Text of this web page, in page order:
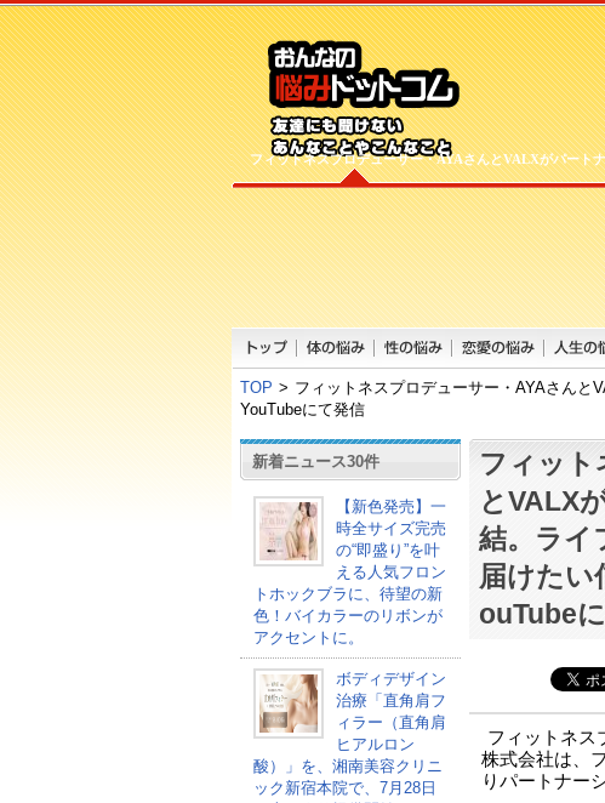
フィットネスプロデューサー・AYAさんとVALXがパート
TOP > フィットネスプロデューサー・AYAさんと
YouTubeにて発信
新着ニュース30件
【新色発売】一
時全サイズ完売
の“即盛り”を叶
える人気フロン
トホックブラに、待望の新
色！バイカラーのリボンが
アクセントに。
ボディデザイン
治療「直角肩フ
ィラー（直角肩
ヒアルロン
酸）」を、湘南美容クリニ
ック新宿本院で、7月28日
フィット
とVALX
結。ライ
届けたい
ouTube
フィットネス
株式会社は、
りパートナー